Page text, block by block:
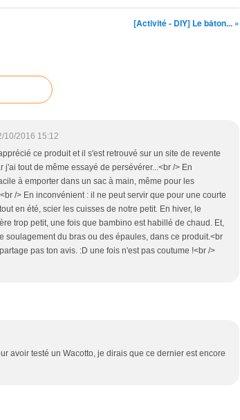
[Activité - DIY] Le bâton... »
10/2016 15:12
ce produit et il s'est retrouvé sur un site de revente
tout de même essayé de persévérer...<br /> En
à emporter dans un sac à main, même pour les
/> En inconvénient : il ne peut servir que pour une courte
en été, scier les cuisses de notre petit. En hiver, le
trop petit, une fois que bambino est habillé de chaud. Et,
soulagement du bras ou des épaules, dans ce produit.<br
pas ton avis. :D une fois n'est pas coutume !<br />
avoir testé un Wacotto, je dirais que ce dernier est encore